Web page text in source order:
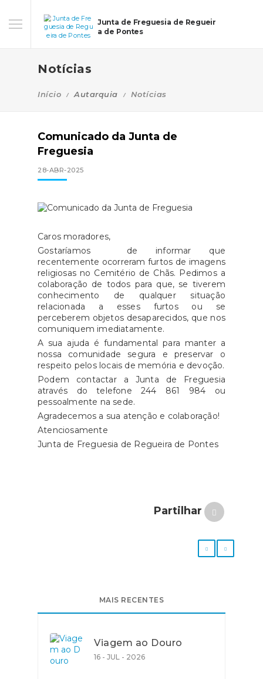
Junta de Freguesia de Regueir
a de Pontes
Notícias
Início Autarquia Notícias
Comunicado da Junta de
Freguesia
28-ABR-2025
Caros moradores,
Gostaríamos de informar que
recentemente ocorreram furtos de imagens
religiosas no Cemitério de Chãs. Pedimos a
colaboração de todos para que, se tiverem
conhecimento de qualquer situação
relacionada a esses furtos ou se
perceberem objetos desaparecidos, que nos
comuniquem imediatamente.
A sua ajuda é fundamental para manter a
nossa comunidade segura e preservar o
respeito pelos locais de memória e devoção.
Podem contactar a Junta de Freguesia
através do telefone 244 861 984 ou
pessoalmente na sede.
Agradecemos a sua atenção e colaboração!
Atenciosamente
Junta de Freguesia de Regueira de Pontes
Partilhar
MAIS RECENTES
Viagem ao Douro
16 - JUL - 2026